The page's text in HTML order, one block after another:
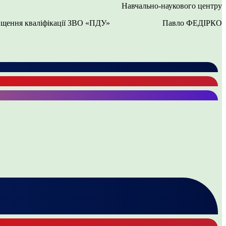
Навчально-наукового центру
кваліфікації ЗВО «ПДУ» Павло ФЕДІРКО